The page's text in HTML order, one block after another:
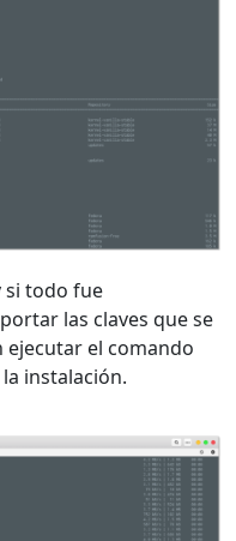
si todo fue
las claves que se
ejecutar el comando
instalación.